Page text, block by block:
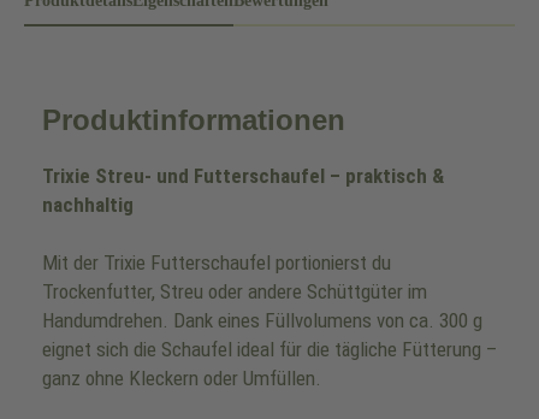
Produktinformationen
Trixie Streu- und Futterschaufel – praktisch &
nachhaltig
Mit der Trixie Futterschaufel portionierst du
Trockenfutter, Streu oder andere Schüttgüter im
Handumdrehen. Dank eines Füllvolumens von ca. 300 g
eignet sich die Schaufel ideal für die tägliche Fütterung –
ganz ohne Kleckern oder Umfüllen.